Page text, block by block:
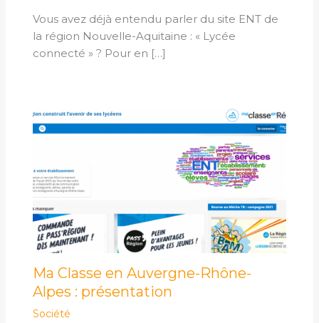
Vous avez déjà entendu parler du site ENT de
la région Nouvelle-Aquitaine : « Lycée
connecté » ? Pour en […]
Ma Classe en Auvergne-Rhône-
Alpes : présentation
Société